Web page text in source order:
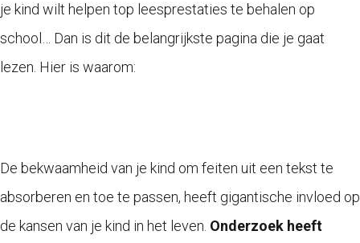
je kind wilt helpen top leesprestaties te behalen op
school… Dan is dit de belangrijkste pagina die je gaat
lezen. Hier is waarom:
De bekwaamheid van je kind om feiten uit een tekst te
absorberen en toe te passen, heeft gigantische invloed op
de kansen van je kind in het leven. Onderzoek heeft